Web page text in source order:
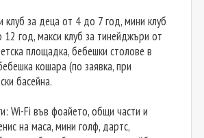
клуб за деца от 4 до 7 год, мини клуб
год, макси клуб за тинейджъри от
площадка, бебешки столове в
кошара (по заявка, при
басейна.
Wi-Fi във фоайето, общи части и
на маса, мини голф, дартс,